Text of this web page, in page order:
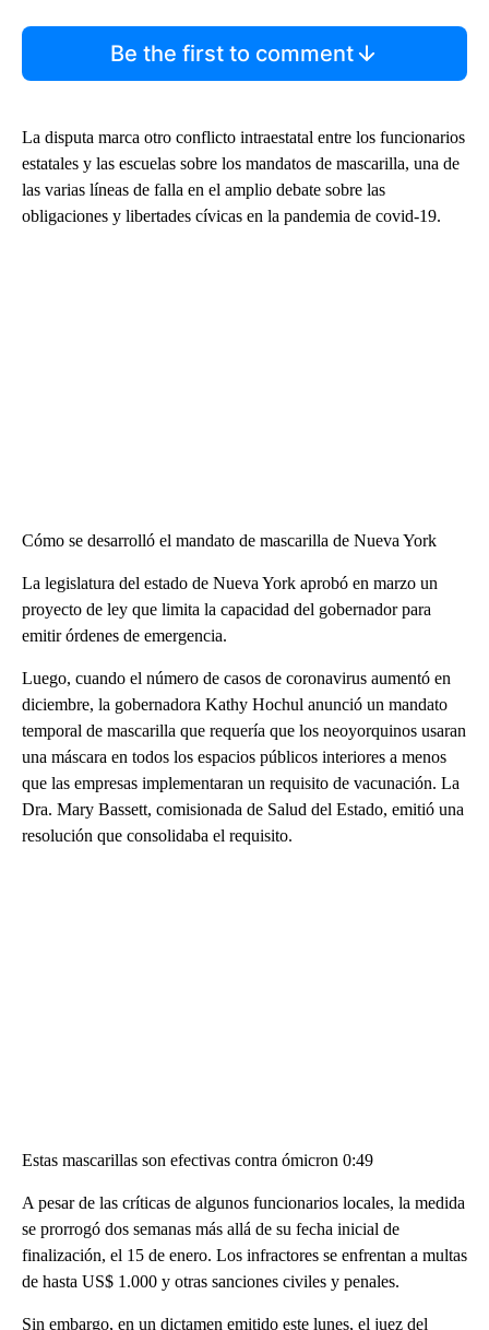
Be the first to comment
La disputa marca otro conflicto intraestatal entre los funcionarios
estatales y las escuelas sobre los mandatos de mascarilla, una de
las varias líneas de falla en el amplio debate sobre las
obligaciones y libertades cívicas en la pandemia de covid-19.
Cómo se desarrolló el mandato de mascarilla de Nueva York
La legislatura del estado de Nueva York aprobó en marzo un
proyecto de ley que limita la capacidad del gobernador para
emitir órdenes de emergencia.
Luego, cuando el número de casos de coronavirus aumentó en
diciembre, la gobernadora Kathy Hochul anunció un mandato
temporal de mascarilla que requería que los neoyorquinos usaran
una máscara en todos los espacios públicos interiores a menos
que las empresas implementaran un requisito de vacunación. La
Dra. Mary Bassett, comisionada de Salud del Estado, emitió una
resolución que consolidaba el requisito.
Estas mascarillas son efectivas contra ómicron 0:49
A pesar de las críticas de algunos funcionarios locales, la medida
se prorrogó dos semanas más allá de su fecha inicial de
finalización, el 15 de enero. Los infractores se enfrentan a multas
de hasta US$ 1.000 y otras sanciones civiles y penales.
Sin embargo, en un dictamen emitido este lunes, el juez del